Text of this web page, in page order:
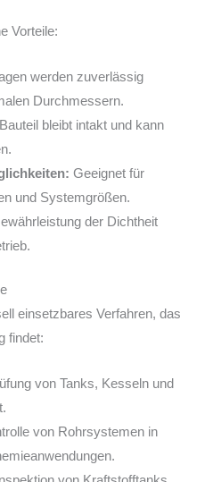
Vorteile:
werden zuverlässig
Durchmessern.
bleibt intakt und kann
Geeignet für
und Systemgrößen.
der Dichtheit
einsetzbares Verfahren, das
findet:
von Tanks, Kesseln und
von Rohrsystemen in